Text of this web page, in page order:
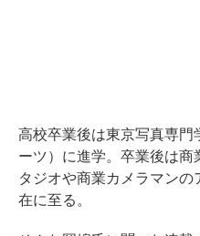
高校卒業後は東京写真専門
ーツ）に進学。卒業後は商
タジオや商業カメラマン
在に至る。